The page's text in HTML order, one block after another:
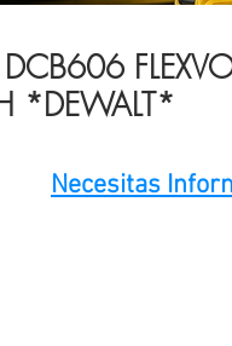
DCB606
*DEWALT*
Necesitas